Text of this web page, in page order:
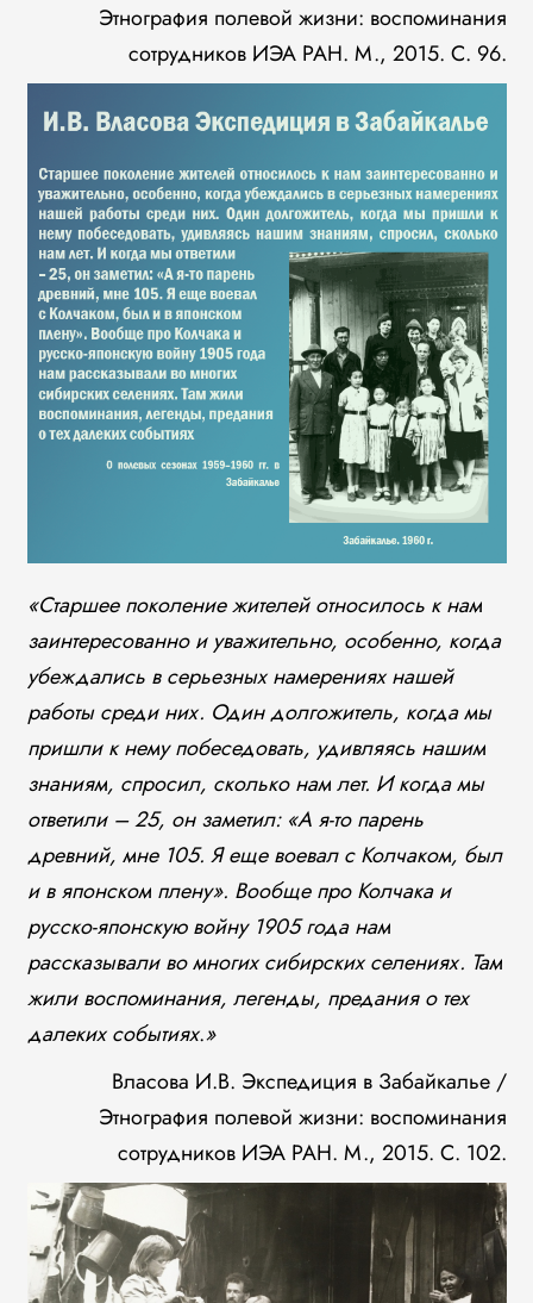
Этнография полевой жизни: воспоминания
сотрудников ИЭА РАН. М., 2015. С. 96.
«Старшее поколение жителей относилось к нам
заинтересованно и уважительно, особенно, когда
убеждались в серьезных намерениях нашей
работы среди них. Один долгожитель, когда мы
пришли к нему побеседовать, удивляясь нашим
знаниям, спросил, сколько нам лет. И когда мы
ответили – 25, он заметил: «А я-то парень
древний, мне 105. Я еще воевал с Колчаком, был
и в японском плену». Вообще про Колчака и
русско-японскую войну 1905 года нам
рассказывали во многих сибирских селениях. Там
жили воспоминания, легенды, предания о тех
далеких событиях.»
Власова И.В. Экспедиция в Забайкалье /
Этнография полевой жизни: воспоминания
сотрудников ИЭА РАН. М., 2015. С. 102.